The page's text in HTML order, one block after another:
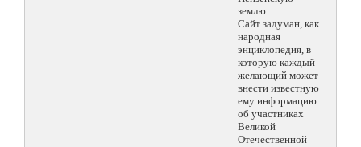
землю.
Сайт задуман, как
народная
энциклопедия, в
которую каждый
желающий может
внести известную
ему информацию
об участниках
Великой
Отечественной